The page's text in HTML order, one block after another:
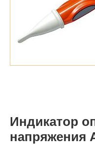
Индикатор
напряжения